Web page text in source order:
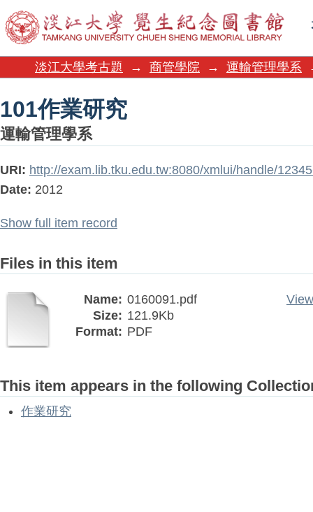
101作業研究
淡江大學考古題 → 商管學院 → 運輸管理學系
101作業研究
運輸管理學系
URI: http://exam.lib.tku.edu.tw:8080/xmlui/handle/
Date: 2012
Show full item record
Files in this item
Name: 0160091.pdf
Size: 121.9Kb
Format: PDF
This item appears in the following
作業研究